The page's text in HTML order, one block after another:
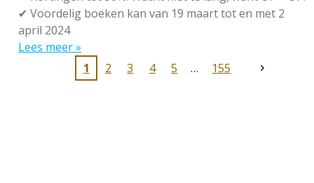
✔ Voordelig boeken kan van 19 maart tot en met 2
april 2024
Lees meer »
1
2 3 4 5 155